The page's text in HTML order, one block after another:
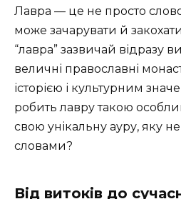
Лавра — це не просто
може зачарувати й
“лавра” зазвичай відразу
величні православні
історією і культурним
робить лавру такою
свою унікальну ауру, яку
словами?
Від витоків до